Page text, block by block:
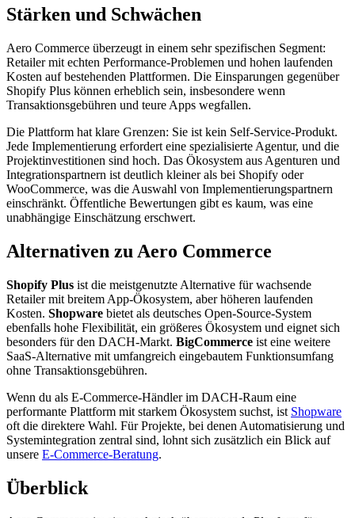
Stärken und Schwächen
Aero Commerce überzeugt in einem sehr spezifischen Segment:
Retailer mit echten Performance-Problemen und hohen laufenden
Kosten auf bestehenden Plattformen. Die Einsparungen gegenüber
Shopify Plus können erheblich sein, insbesondere wenn
Transaktionsgebühren und teure Apps wegfallen.
Die Plattform hat klare Grenzen: Sie ist kein Self-Service-Produkt.
Jede Implementierung erfordert eine spezialisierte Agentur, und die
Projektinvestitionen sind hoch. Das Ökosystem aus Agenturen und
Integrationspartnern ist deutlich kleiner als bei Shopify oder
WooCommerce, was die Auswahl von Implementierungspartnern
einschränkt. Öffentliche Bewertungen gibt es kaum, was eine
unabhängige Einschätzung erschwert.
Alternativen zu Aero Commerce
Shopify Plus ist die meistgenutzte Alternative für wachsende
Retailer mit breitem App-Ökosystem, aber höheren laufenden
Kosten. Shopware bietet als deutsches Open-Source-System
ebenfalls hohe Flexibilität, ein größeres Ökosystem und eignet sich
besonders für den DACH-Markt. BigCommerce ist eine weitere
SaaS-Alternative mit umfangreich eingebautem Funktionsumfang
ohne Transaktionsgebühren.
Wenn du als E-Commerce-Händler im DACH-Raum eine
performante Plattform mit starkem Ökosystem suchst, ist Shopware
oft die direktere Wahl. Für Projekte, bei denen Automatisierung und
Systemintegration zentral sind, lohnt sich zusätzlich ein Blick auf
unsere E-Commerce-Beratung.
Überblick